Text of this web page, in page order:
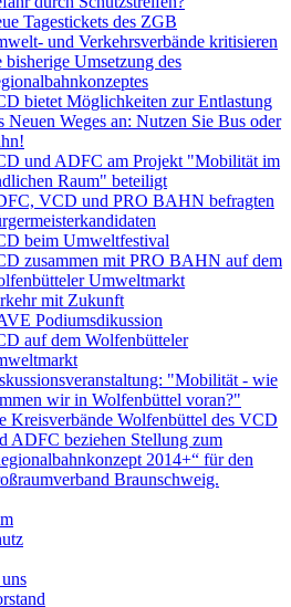
Tagestickets des ZGB
und Verkehrsverbände kritisieren
bisherige Umsetzung des
bietet Möglichkeiten zur Entlastung
Neuen Weges an: Nutzen Sie Bus oder
und ADFC am Projekt "Mobilität im
Raum" beteiligt
VCD und PRO BAHN befragten
beim Umweltfestival
zusammen mit PRO BAHN auf dem
Umweltmarkt
mit Zukunft
Podiumsdikussion
auf dem Wolfenbütteler
"Mobilität - wie
wir in Wolfenbüttel voran?"
Kreisverbände Wolfenbüttel des VCD
ADFC beziehen Stellung zum
2014+“ für den
Braunschweig.